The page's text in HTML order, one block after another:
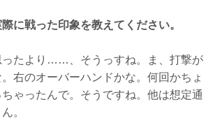
に戦った印象を教えてください。
たより……、そうっすね。ま、打撃が
右のオーバーハンドかな。何回かちょ
ゃったんで。そうですね。他は想定通
。